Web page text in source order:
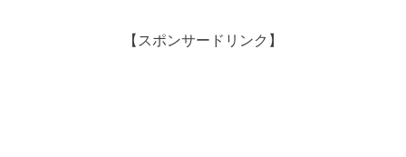
【スポンサードリンク】